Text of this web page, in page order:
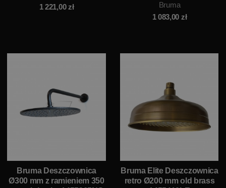
1 221,00zł
Bruma
1 083,00 zł
Bruma Deszczownica
Ø300 mm z ramieniem 350
Bruma Elite Deszczownica
retro Ø200 mm old brass